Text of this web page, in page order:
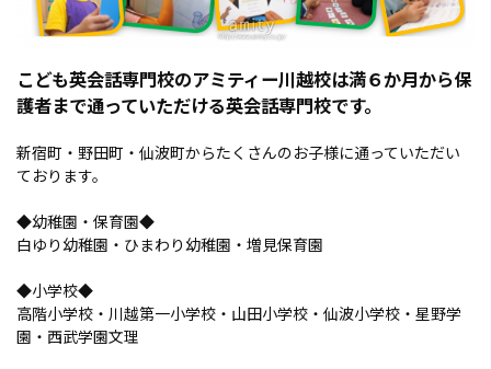
こども英会話専門校のアミティー川越校は満６か月から保
護者まで通っていただける英会話専門校です。
新宿町・野田町・仙波町からたくさんのお子様に通っていただい
ております。
◆幼稚園・保育園◆
白ゆり幼稚園・ひまわり幼稚園・増見保育園
◆小学校◆
高階小学校・川越第一小学校・山田小学校・仙波小学校・星野学
園・西武学園文理